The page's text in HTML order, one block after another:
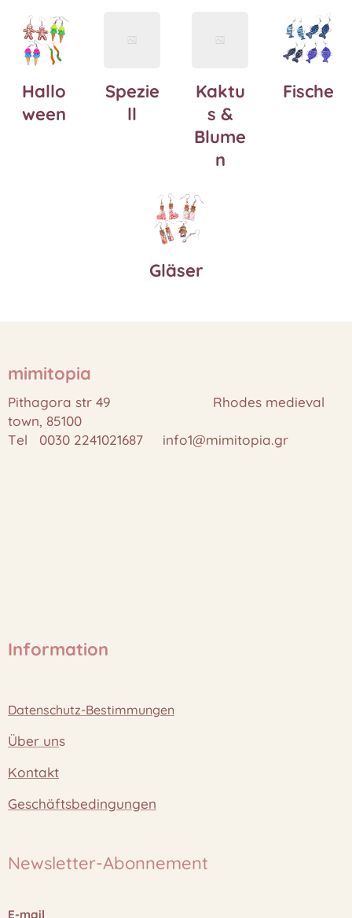
Hallo
ween
Spezie
ll
Kaktu
s &
Blume
n
Fische
Gläser
mimitopia
Pithagora str 49 Rhodes medieval
town, 85100
Tel 0030 2241021687 info1@mimitopia.gr
Information
Datenschutz-Bestimmungen
Über uns
Kontakt
Geschäftsbedingungen
Newsletter-Abonnement
E-mail